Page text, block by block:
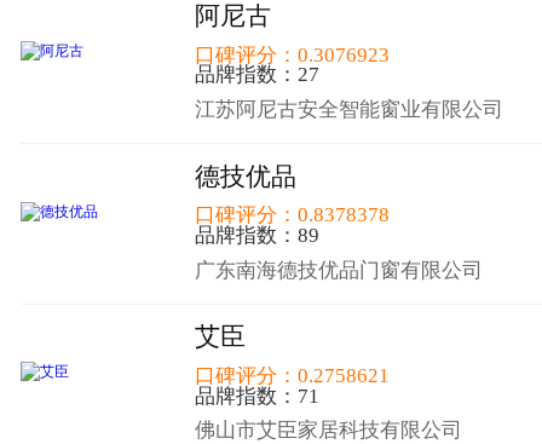
阿尼古
口碑评分：0.3076923
品牌指数：27
江苏阿尼古安全智能窗业有限公司
德技优品
口碑评分：0.8378378
品牌指数：89
广东南海德技优品门窗有限公司
艾臣
口碑评分：0.2758621
品牌指数：71
佛山市艾臣家居科技有限公司